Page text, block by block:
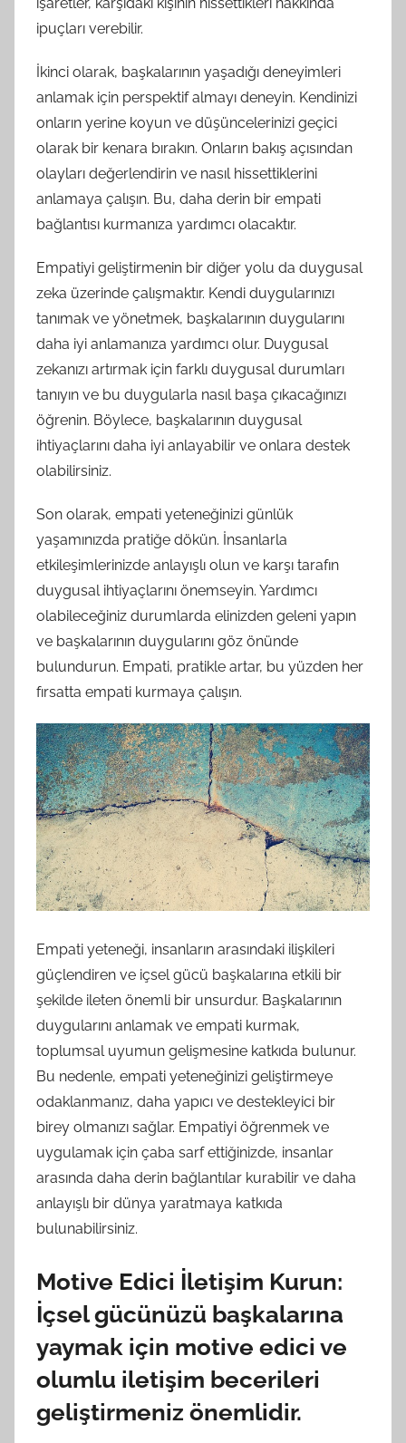
ipuçları verebilir.
İkinci olarak, başkalarının yaşadığı deneyimleri
anlamak için perspektif almayı deneyin. Kendinizi
onların yerine koyun ve düşüncelerinizi geçici
olarak bir kenara bırakın. Onların bakış açısından
olayları değerlendirin ve nasıl hissettiklerini
anlamaya çalışın. Bu, daha derin bir empati
bağlantısı kurmanıza yardımcı olacaktır.
Empatiyi geliştirmenin bir diğer yolu da duygusal
zeka üzerinde çalışmaktır. Kendi duygularınızı
tanımak ve yönetmek, başkalarının duygularını
daha iyi anlamanıza yardımcı olur. Duygusal
zekanızı artırmak için farklı duygusal durumları
tanıyın ve bu duygularla nasıl başa çıkacağınızı
öğrenin. Böylece, başkalarının duygusal
ihtiyaçlarını daha iyi anlayabilir ve onlara destek
olabilirsiniz.
Son olarak, empati yeteneğinizi günlük
yaşamınızda pratiğe dökün. İnsanlarla
etkileşimlerinizde anlayışlı olun ve karşı tarafın
duygusal ihtiyaçlarını önemseyin. Yardımcı
olabileceğiniz durumlarda elinizden geleni yapın
ve başkalarının duygularını göz önünde
bulundurun. Empati, pratikle artar, bu yüzden her
fırsatta empati kurmaya çalışın.
Empati yeteneği, insanların arasındaki ilişkileri
güçlendiren ve içsel gücü başkalarına etkili bir
şekilde ileten önemli bir unsurdur. Başkalarının
duygularını anlamak ve empati kurmak,
toplumsal uyumun gelişmesine katkıda bulunur.
Bu nedenle, empati yeteneğinizi geliştirmeye
odaklanmanız, daha yapıcı ve destekleyici bir
birey olmanızı sağlar. Empatiyi öğrenmek ve
uygulamak için çaba sarf ettiğinizde, insanlar
arasında daha derin bağlantılar kurabilir ve daha
anlayışlı bir dünya yaratmaya katkıda
bulunabilirsiniz.
Motive Edici İletişim Kurun:
İçsel gücünüzü başkalarına
yaymak için motive edici ve
olumlu iletişim becerileri
geliştirmeniz önemlidir.